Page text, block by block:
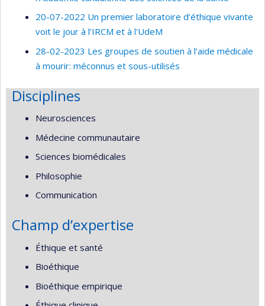
20-07-2022 Un premier laboratoire d’éthique vivante
voit le jour à l’IRCM et à l'UdeM
28-02-2023 Les groupes de soutien à l’aide médicale
à mourir: méconnus et sous-utilisés
Disciplines
Neurosciences
Médecine communautaire
Sciences biomédicales
Philosophie
Communication
Champ d’expertise
Éthique et santé
Bioéthique
Bioéthique empirique